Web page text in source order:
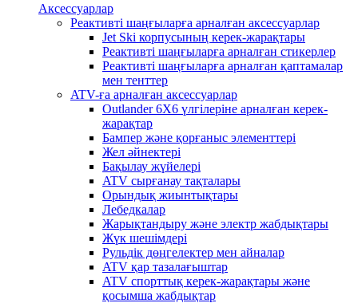
Аксессуарлар
Реактивті шаңғыларға арналған аксессуарлар
Jet Ski корпусының керек-жарақтары
Реактивті шаңғыларға арналған стикерлер
Реактивті шаңғыларға арналған қаптамалар
мен тенттер
ATV-ға арналған аксессуарлар
Outlander 6X6 үлгілеріне арналған керек-
жарақтар
Бампер және қорғаныс элементтері
Жел әйнектері
Бақылау жүйелері
ATV сырғанау тақталары
Орындық жиынтықтары
Лебедкалар
Жарықтандыру және электр жабдықтары
Жүк шешімдері
Рульдік дөңгелектер мен айналар
ATV қар тазалағыштар
ATV спорттық керек-жарақтары және
қосымша жабдықтар